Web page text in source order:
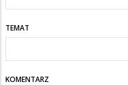
TEMAT
KOMENTARZ